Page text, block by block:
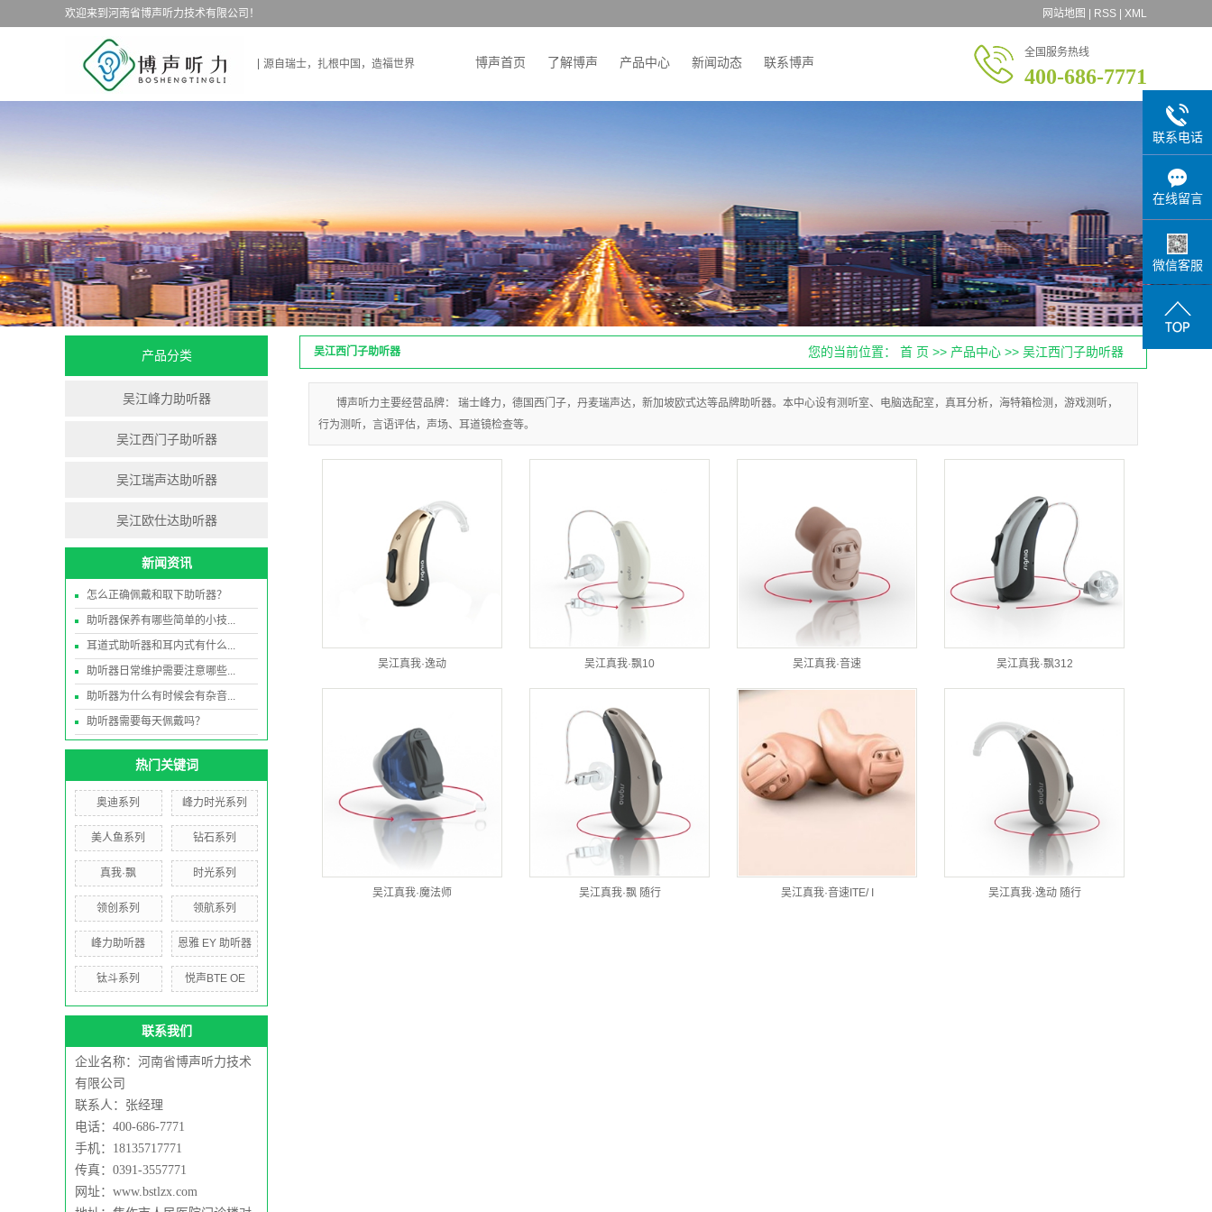
欢迎来到河南省博声听力技术有限公司！ 网站地图 RSS XML
源自瑞士，扎根中国，造福世界 博声首页 了解博声 产品中心 新闻动态 联系博声
全国服务热线
400-686-7771
产品分类
吴江峰力助听器
吴江西门子助听器
吴江瑞声达助听器
吴江欧仕达助听器
新闻资讯
怎么正确佩戴和取下助听器？
助听器保养有哪些简单的小技...
耳道式助听器和耳内式有什么...
助听器日常维护需要注意哪些...
助听器为什么有时候会有杂音...
助听器需要每天佩戴吗？
热门关键词
奥迪系列 峰力时光系列
美人鱼系列 钻石系列
真我·飘 时光系列
领创系列 领航系列
峰力助听器 恩雅 EY 助听器
钛斗系列 悦声BTE OE
联系我们
企业名称：河南省博声听力技术
有限公司
联系人：张经理
电话：400-686-7771
手机：18135717771
传真：0391-3557771
网址：www.bstlzx.com
吴江西门子助听器 您的当前位置： 首 页 >> 产品中心 >> 吴江西门子助听器
博声听力主要经营品牌： 瑞士峰力，德国西门子，丹麦瑞声达，新加坡欧式达等品牌助听器。本中心设有测听室、电脑选配室，真耳分析，海特箱检测，游戏测听，
行为测听，言语评估，声场、耳道镜检查等。
吴江真我·逸动 吴江真我·飘10 吴江真我·音速 吴江真我·飘312
吴江真我·魔法师 吴江真我·飘 随行 吴江真我·音速ITE/ I 吴江真我·逸动 随行
联系电话
在线留言
微信客服